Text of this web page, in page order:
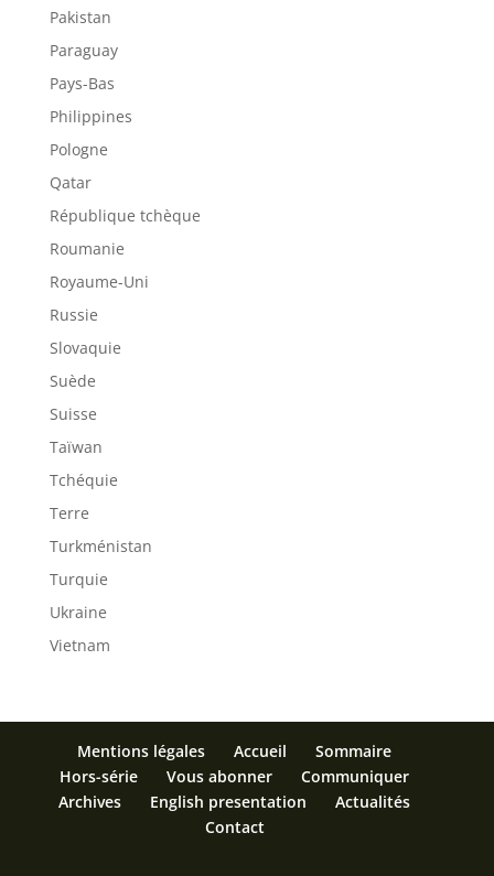
Pakistan
Paraguay
Pays-Bas
Philippines
Pologne
Qatar
République tchèque
Roumanie
Royaume-Uni
Russie
Slovaquie
Suède
Suisse
Taïwan
Tchéquie
Terre
Turkménistan
Turquie
Ukraine
Vietnam
Mentions légales Accueil
Sommaire
Hors-série
Vous abonner
Communiquer
Archives
English presentation
Actualités
Contact